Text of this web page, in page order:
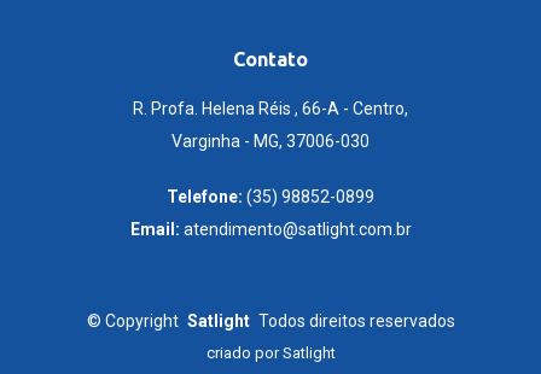
Contato
R. Profa. Helena Réis , 66-A - Centro,
Varginha - MG, 37006-030
Telefone: (35) 98852-0899
Email: atendimento@satlight.com.br
© Copyright Satlight Todos direitos reservados
criado porSatlight